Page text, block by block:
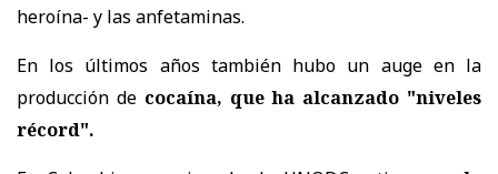
heroína- y las anfetaminas.
En los últimos años también hubo un auge en la
producción decocaína, que ha alcanzado "niveles
récord".